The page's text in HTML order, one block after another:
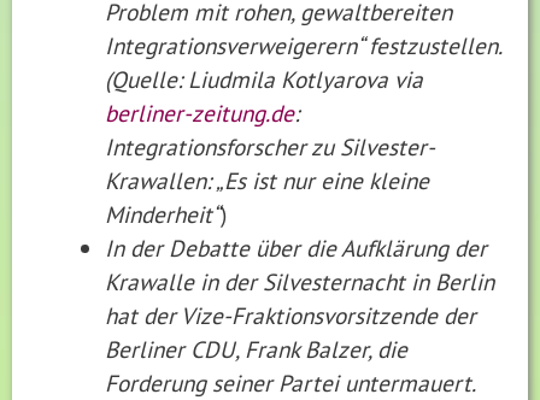
Problem mit rohen, gewaltbereiten
Integrationsverweigerern“ festzustellen.
(Quelle: Liudmila Kotlyarova via
berliner-zeitung.de:
Integrationsforscher zu Silvester-
Krawallen: „Es ist nur eine kleine
Minderheit“)
In der Debatte über die Aufklärung der
Krawalle in der Silvesternacht in Berlin
hat der Vize-Fraktionsvorsitzende der
Berliner CDU, Frank Balzer, die
Forderung seiner Partei untermauert.